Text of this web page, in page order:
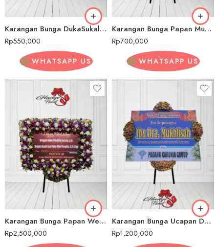
Karangan Bunga DukaSukaluyu
Rp550,000
WHATSAPP US
Karangan Bunga Papan MurahSukaluyu
Rp700,000
WHATSAPP US
Karangan Bunga Papan Wedding/ PernikahanSukaluyu
Rp2,500,000
Karangan Bunga Ucapan Duka CitaSukaluyu
Rp1,200,000